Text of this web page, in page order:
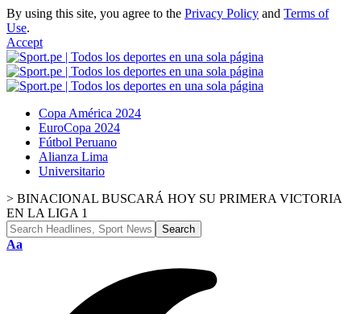
By using this site, you agree to the Privacy Policy and Terms of
Use.
Accept
Copa América 2024
EuroCopa 2024
Fútbol Peruano
Alianza Lima
Universitario
> BINACIONAL BUSCARÁ HOY SU PRIMERA VICTORIA
EN LA LIGA 1
Font
Aa